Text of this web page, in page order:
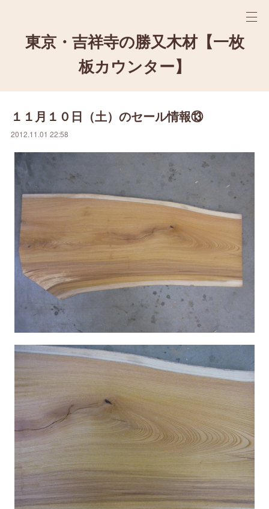
東京・吉祥寺の勝又木材【一枚
板カウンター】
１１月１０日（土）のセール情報⑬
2012.11.01 22:58